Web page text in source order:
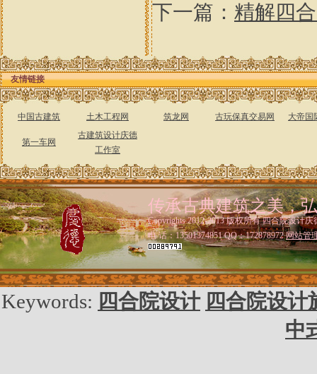
下一篇： 精解四
友情链接
中国古建筑 土木工程网 筑龙网 古玩保真交易网 大帝国
第一车网
古建筑设计庆德
工作室
传承古典建筑之美，
Copyrights 2012-2013 版权所有 四合院设计
电 话：13501374851 QQ：172878972网站管
Keywords: 四合院设计 四合院设计
中